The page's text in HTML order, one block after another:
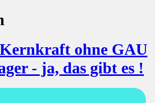
ohne GAU
- ja, das gibt es !